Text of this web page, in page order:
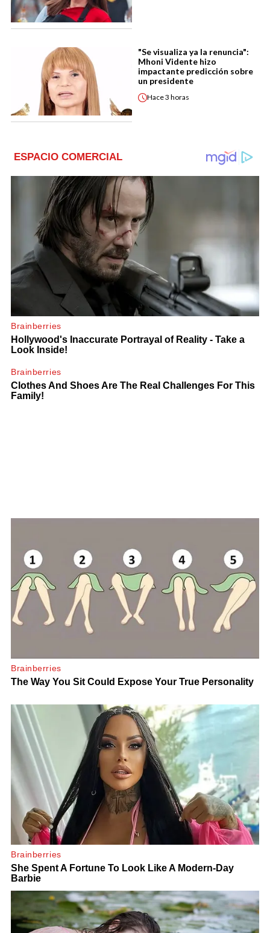
"Se visualiza ya la renuncia":
Mhoni Vidente hizo
impactante predicción sobre
un presidente
Hace3 horas